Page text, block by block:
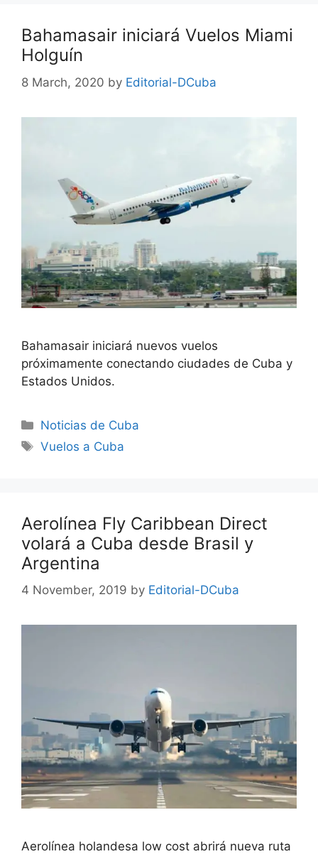
Bahamasair iniciará Vuelos Miami
Holguín
8 March, 2020 by Editorial-DCuba
Bahamasair iniciará nuevos vuelos
próximamente conectando ciudades de Cuba y
Estados Unidos.
Categories
Noticias de Cuba
Tags
Vuelos a Cuba
Aerolínea Fly Caribbean Direct
volará a Cuba desde Brasil y
Argentina
4 November, 2019 by Editorial-DCuba
Aerolínea holandesa low cost abrirá nueva ruta